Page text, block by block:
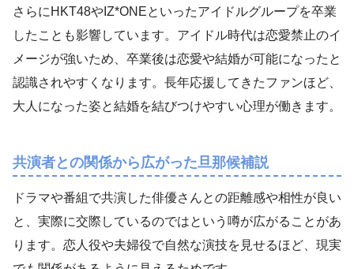
さらにHKT48やIZ*ONEといったアイドルグループを卒業
したことも影響しています。アイドル時代は恋愛禁止のイ
メージが強いため、卒業後は恋愛や結婚が可能になったと
認識されやすくなります。長年応援してきたファンほど、
大人になった姿と結婚を結びつけやすい心理が働きます。
共演者との関係から広がった旦那候補説
ドラマや番組で共演した俳優さんとの距離感や相性が良い
と、実際に交際しているのではという噂が広がることがあ
ります。恋人役や夫婦役で自然な演技を見せるほど、現実